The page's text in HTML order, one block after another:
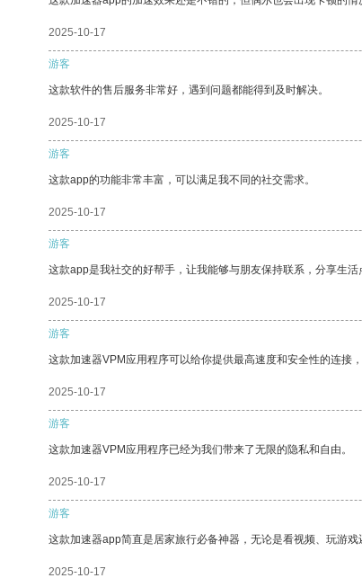
2025-10-17
游客
这款软件的售后服务非常好，遇到问题都能得到及时解决。
2025-10-17
游客
这款app的功能非常丰富，可以满足我不同的社交需求。
2025-10-17
游客
这款app是我社交的好帮手，让我能够与朋友保持联系，分享生活
2025-10-17
游客
这款加速器VPM应用程序可以给你提供最高速度和安全性的连接
2025-10-17
游客
这款加速器VPM应用程序已经为我们带来了无限的隐私和自由。
2025-10-17
游客
这款加速器app简直是居家旅行必备神器，无论是看视频、玩游
2025-10-17